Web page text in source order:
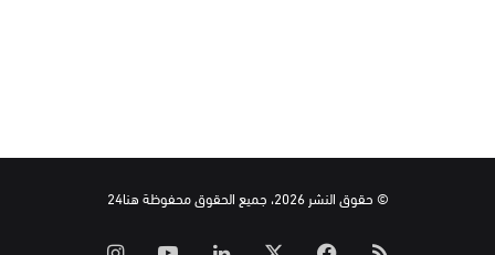
© حقوق النشر 2026، جميع الحقوق محفوظة هنا24